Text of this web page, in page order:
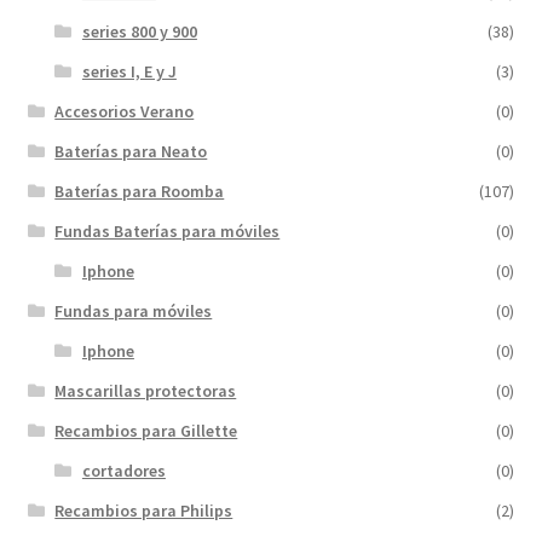
series 800 y 900
(38)
series I, E y J
(3)
Accesorios Verano
(0)
Baterías para Neato
(0)
Baterías para Roomba
(107)
Fundas Baterías para móviles
(0)
Iphone
(0)
Fundas para móviles
(0)
Iphone
(0)
Mascarillas protectoras
(0)
Recambios para Gillette
(0)
cortadores
(0)
Recambios para Philips
(2)